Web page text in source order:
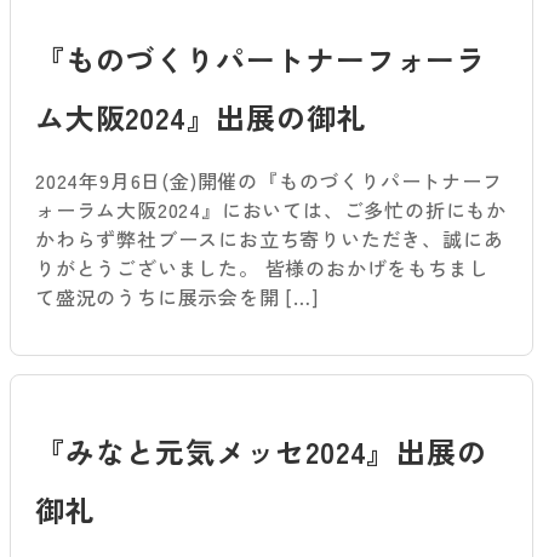
『ものづくりパートナーフォーラ
ム大阪2024』出展の御礼
2024年9月6日(金)開催の『ものづくりパートナーフ
ォーラム大阪2024』においては、ご多忙の折にもか
かわらず弊社ブースにお立ち寄りいただき、誠にあ
りがとうございました。 皆様のおかげをもちまし
て盛況のうちに展示会を開 […]
『みなと元気メッセ2024』出展の
御礼